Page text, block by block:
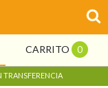
CARRITO 0
TRANSFERENCIA